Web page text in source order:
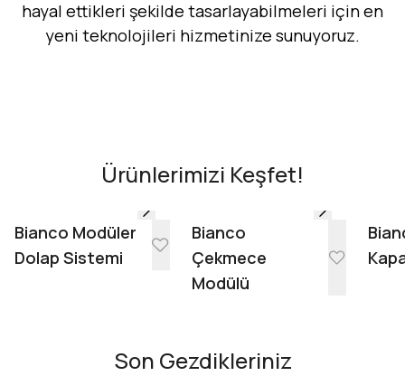
hayal ettikleri şekilde tasarlayabilmeleri için en
yeni teknolojileri hizmetinize sunuyoruz.
Evinde Gör + AR
Ürünlerimizi Keşfet!
Bianco Modüler
Dolap Sistemi
Bianco
Çekmece
Modülü
Son Gezdikleriniz